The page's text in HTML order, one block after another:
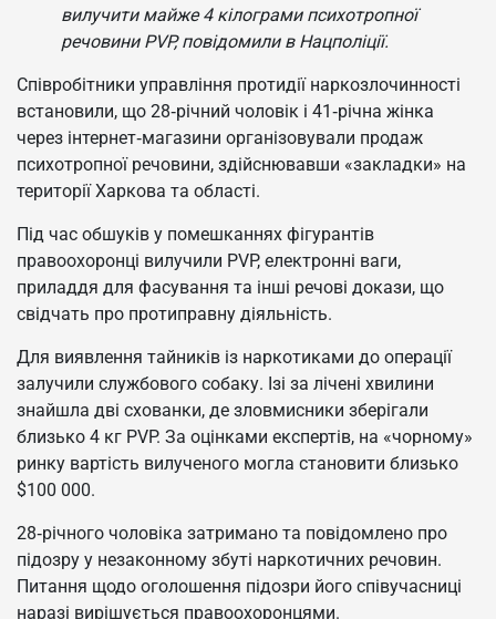
вилучити майже 4 кілограми психотропної
речовини PVP, повідомили в Нацполіції.
Співробітники управління протидії наркозлочинності
встановили, що 28‑річний чоловік і 41‑річна жінка
через інтернет‑магазини організовували продаж
психотропної речовини, здійснювавши «закладки» на
території Харкова та області.
Під час обшуків у помешканнях фігурантів
правоохоронці вилучили PVP, електронні ваги,
приладдя для фасування та інші речові докази, що
свідчать про протиправну діяльність.
Для виявлення тайників із наркотиками до операції
залучили службового собаку. Ізі за лічені хвилини
знайшла дві схованки, де зловмисники зберігали
близько 4 кг PVP. За оцінками експертів, на «чорному»
ринку вартість вилученого могла становити близько
$100 000.
28‑річного чоловіка затримано та повідомлено про
підозру у незаконному збуті наркотичних речовин.
Питання щодо оголошення підозри його співучасниці
наразі вирішується правоохоронцями.